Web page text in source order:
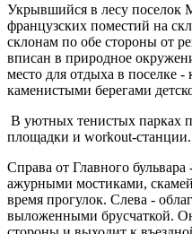
Укрывшийся в лесу поселок
французских поместий на
склонам по обе стороны от
вписан в природное
место для отдыха в поселке -
каменистыми берегами
В уютных тенистых парках
площадки и workout-станции.
Справа от Главного
ажурными мостиками,
время прогулок. Слева -
выложенными брусчаткой.